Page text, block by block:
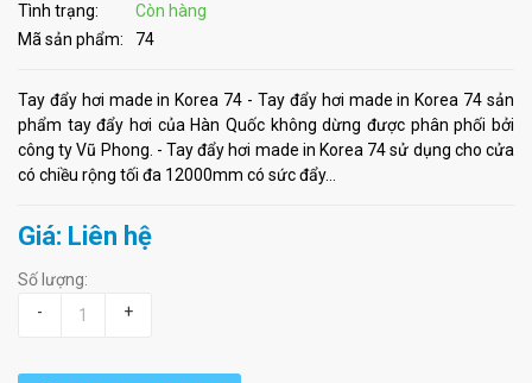
Tình trạng:
Còn hàng
Mã sản phẩm:
74
Tay đẩy hơi made in Korea 74 - Tay đẩy hơi made in Korea 74 sản
phẩm tay đẩy hơi của Hàn Quốc không dừng được phân phối bởi
công ty Vũ Phong. - Tay đẩy hơi made in Korea 74 sử dụng cho cửa
có chiều rộng tối đa 12000mm có sức đẩy...
Giá: Liên hệ
Số lượng:
-
+